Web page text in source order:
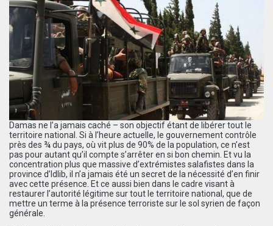
Damas ne l’a jamais caché – son objectif étant de libérer tout le
territoire national. Si à l’heure actuelle, le gouvernement contrôle
près des ¾ du pays, où vit plus de 90% de la population, ce n’est
pas pour autant qu’il compte s’arrêter en si bon chemin. Et vu la
concentration plus que massive d’extrémistes salafistes dans la
province d’Idlib, il n’a jamais été un secret de la nécessité d’en finir
avec cette présence. Et ce aussi bien dans le cadre visant à
restaurer l’autorité légitime sur tout le territoire national, que de
mettre un terme à la présence terroriste sur le sol syrien de façon
générale.